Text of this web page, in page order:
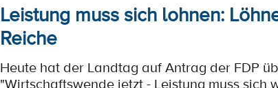
Leistung muss sich lohnen:
Reiche
Heute hat der Landtag auf Antrag der FDP
"Wirtschaftswende jetzt - Leistung muss sich